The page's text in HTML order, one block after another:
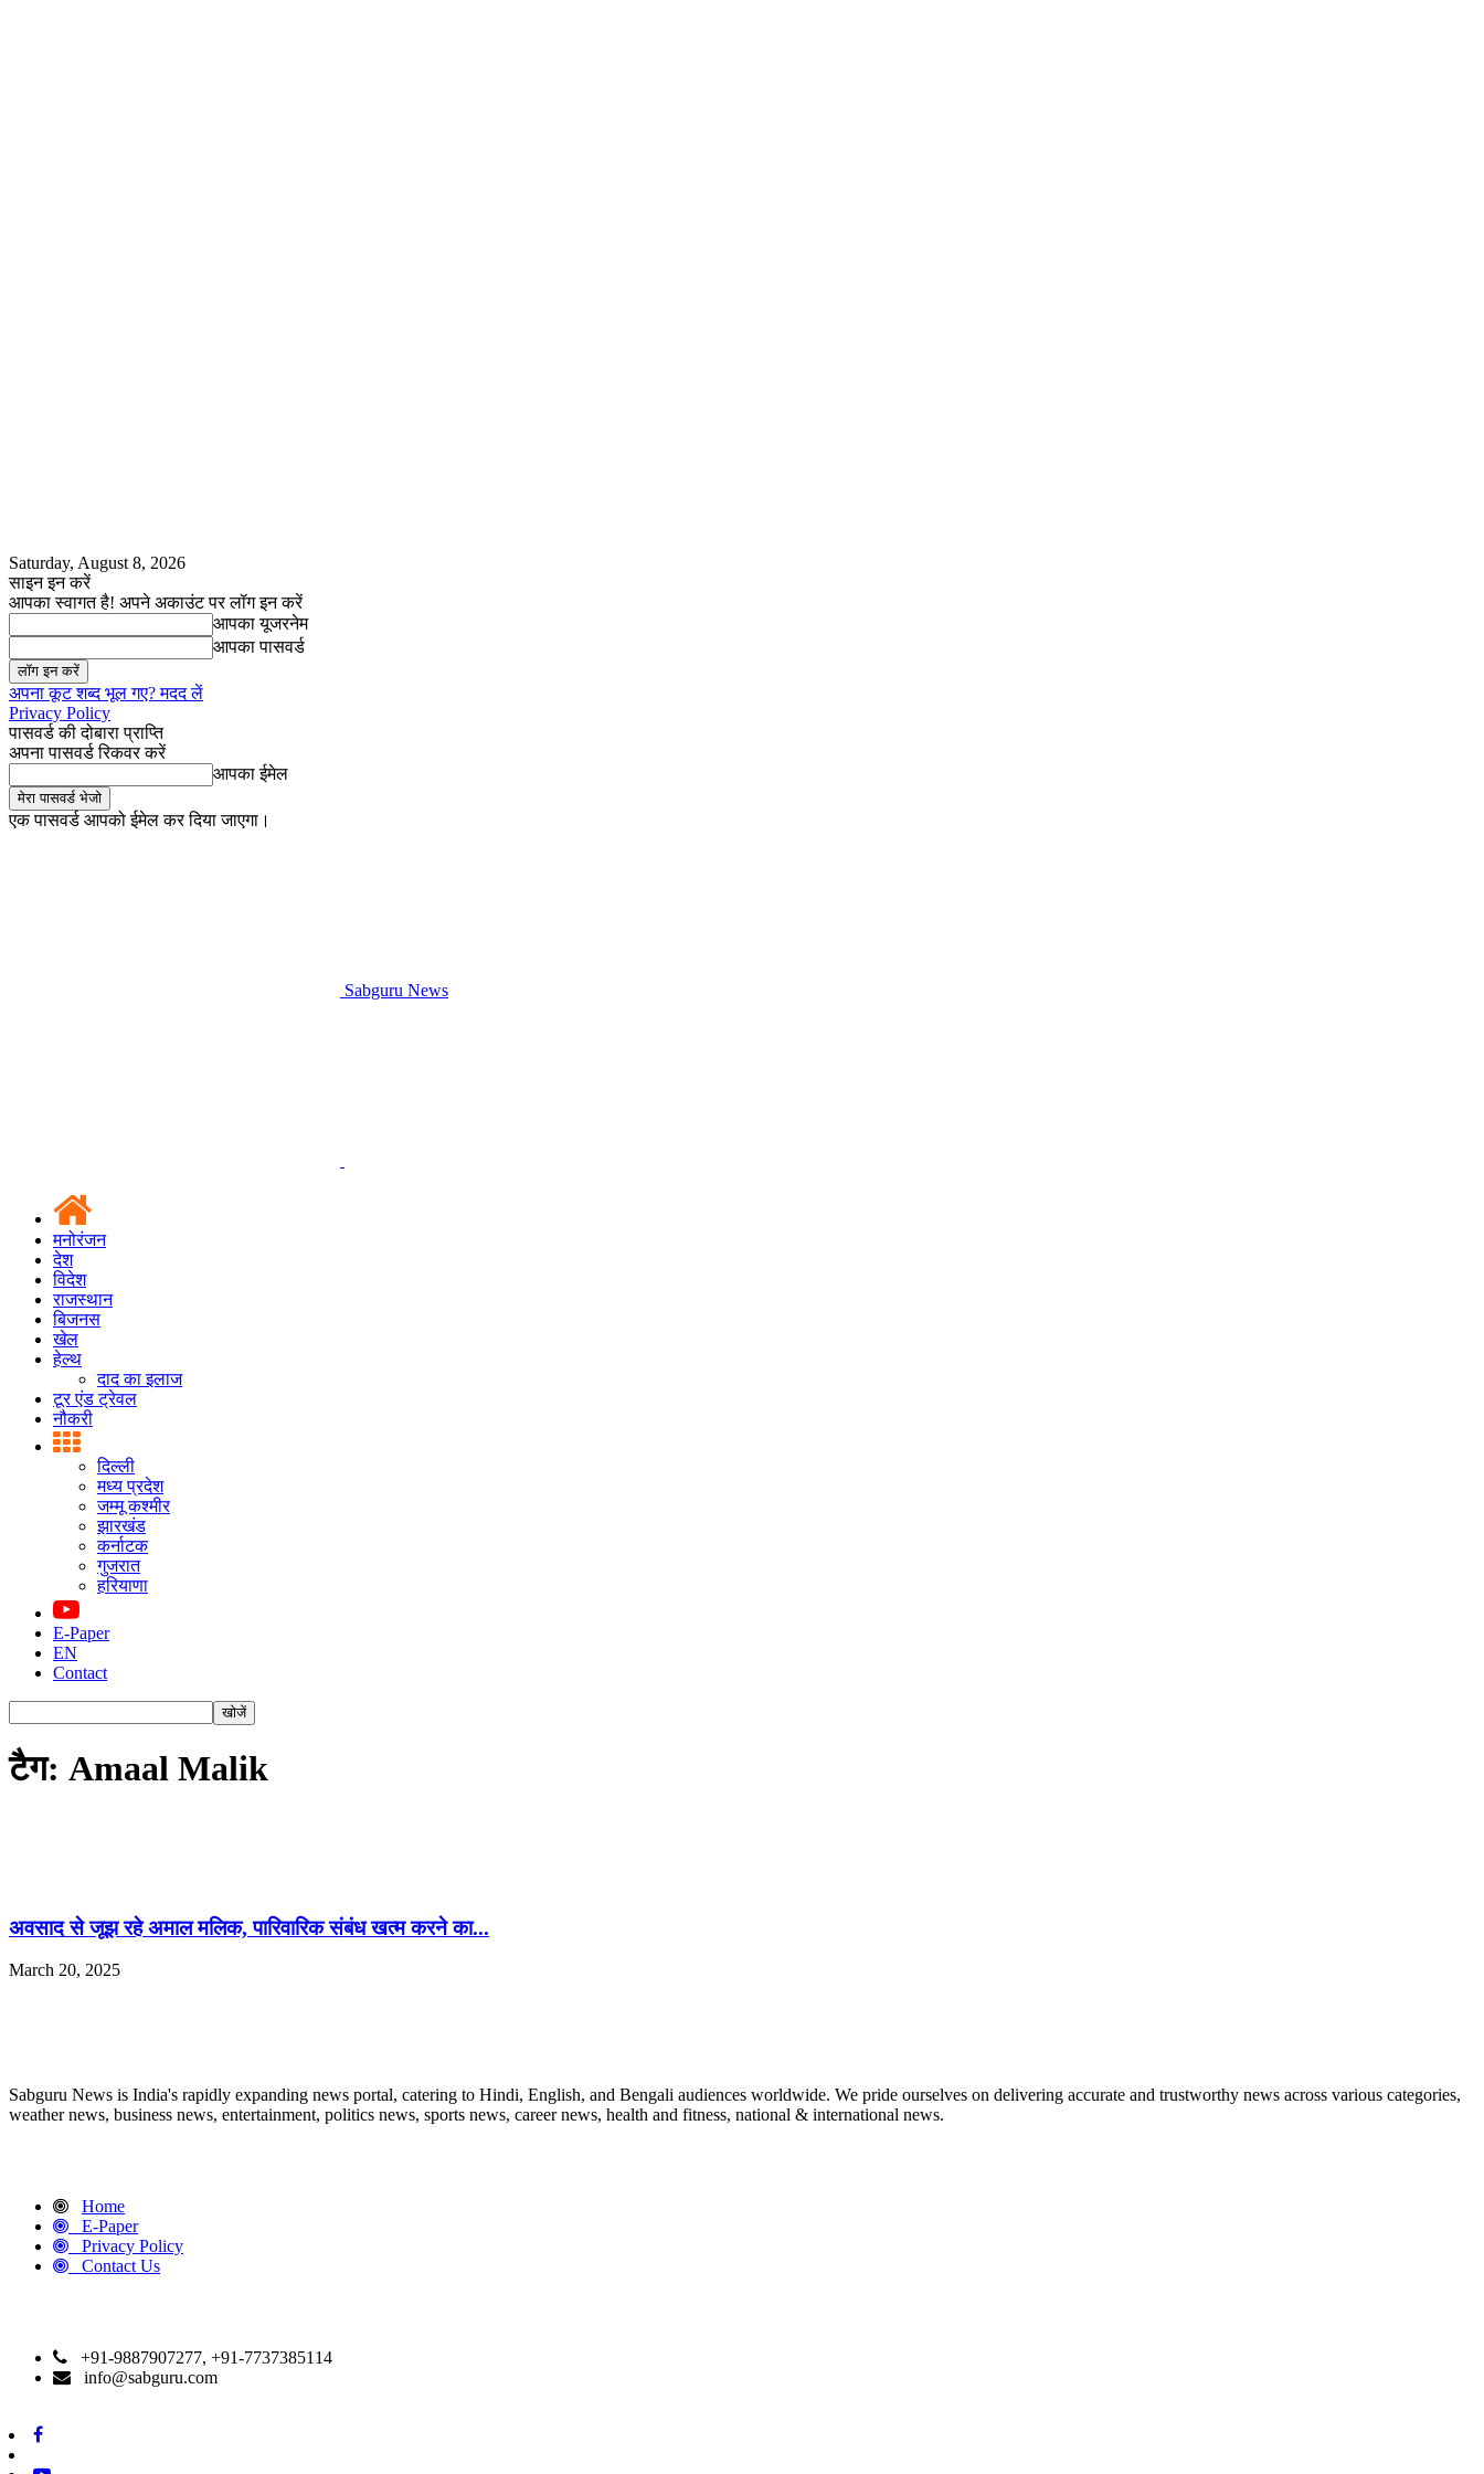
Saturday, August 8, 2026
साइन इन करें
आपका स्वागत है! अपने अकाउंट पर लॉग इन करें
आपका यूजरनेम
आपका पासवर्ड
अपना कूट शब्द भूल गए? मदद लें
Privacy Policy
पासवर्ड की दोबारा प्राप्ति
अपना पासवर्ड रिकवर करें
आपका ईमेल
एक पासवर्ड आपको ईमेल कर दिया जाएगा।
Sabguru News
मनोरंजन
देश
विदेश
राजस्थान
बिजनस
खेल
हेल्थ
दाद का इलाज
टूर एंड ट्रेवल
नौकरी
दिल्ली
मध्य प्रदेश
जम्मू कश्मीर
झारखंड
कर्नाटक
गुजरात
हरियाणा
E-Paper
EN
Contact
टैग: Amaal Malik
अवसाद से जूझ रहे अमाल मलिक, पारिवारिक संबंध खत्म करने का...
March 20, 2025
Sabguru News is India's rapidly expanding news portal, catering to Hindi, English, and Bengali audiences worldwide. We pride ourselves on delivering accurate and trustworthy news across various categories,
weather news, business news, entertainment, politics news, sports news, career news, health and fitness, national & international news.
Home
E-Paper
Privacy Policy
Contact Us
+91-9887907277, +91-7737385114
info@sabguru.com